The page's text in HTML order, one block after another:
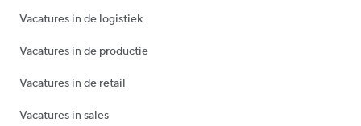
Vacatures in de logistiek
Vacatures in de productie
Vacatures in de retail
Vacatures in sales